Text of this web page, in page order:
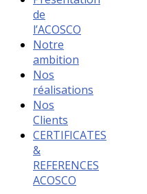
de
l’ACOSCO
Notre
ambition
Nos
réalisations
Nos
Clients
CERTIFICATES
&
REFERENCES
ACOSCO